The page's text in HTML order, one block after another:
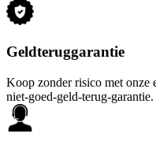
Geldteruggarantie
Koop zonder risico met onze
niet-goed-geld-terug-garantie.